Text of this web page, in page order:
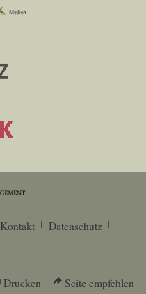
Kontakt
Datenschutz
Drucken Seite empfehlen